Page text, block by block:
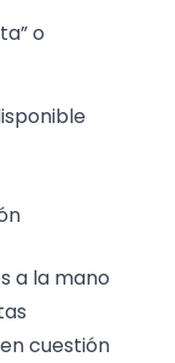
o
a la mano
cuestión